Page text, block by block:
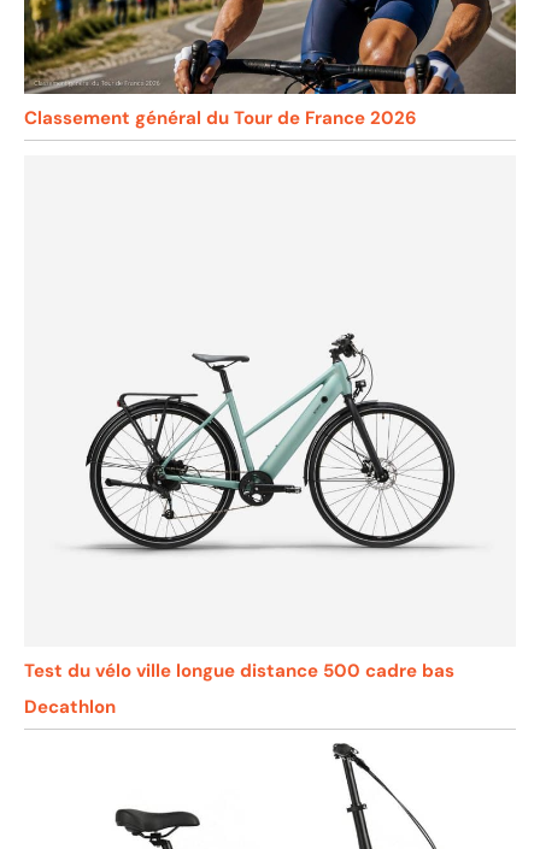
Classement général du Tour de France 2026
Test du vélo ville longue distance 500 cadre bas
Decathlon